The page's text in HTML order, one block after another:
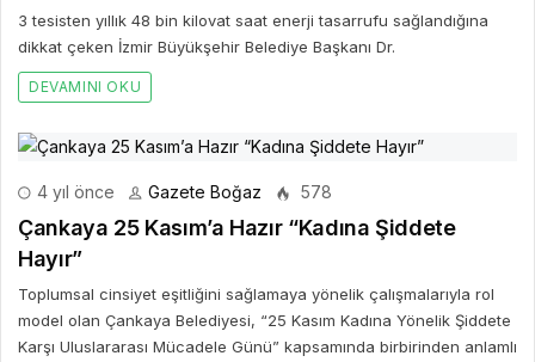
3 tesisten yıllık 48 bin kilovat saat enerji tasarrufu sağlandığına
dikkat çeken İzmir Büyükşehir Belediye Başkanı Dr.
DEVAMINI OKU
4 yıl önce Gazete Boğaz 578
Çankaya 25 Kasım’a Hazır “Kadına Şiddete
Hayır”
Toplumsal cinsiyet eşitliğini sağlamaya yönelik çalışmalarıyla rol
model olan Çankaya Belediyesi, “25 Kasım Kadına Yönelik Şiddete
Karşı Uluslararası Mücadele Günü” kapsamında birbirinden anlamlı